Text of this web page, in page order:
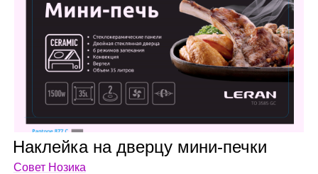
Наклейка на дверцу мини‑печки
Совет Нозика